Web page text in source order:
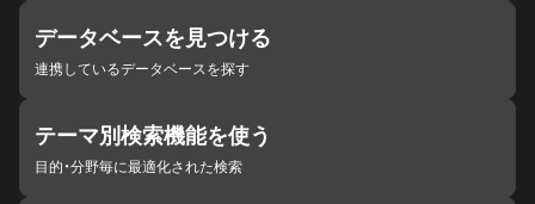
データベースを見つける
連携しているデータベースを探す
テーマ別検索機能を使う
目的・分野毎に最適化された検索